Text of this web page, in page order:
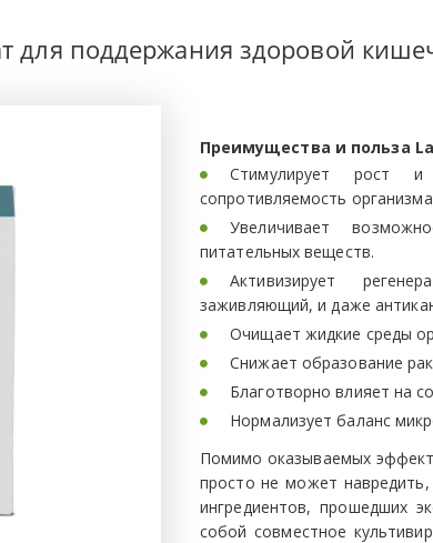
для поддержания здоровой
Преимущества и польза
Стимулирует рост и
сопротивляемость
Увеличивает
питательных веществ.
Активизирует
заживляющий, и даже
Очищает жидкие среды
Снижает образование
Благотворно влияет на
Нормализует баланс
Помимо оказываемых
просто не может
ингредиентов, прошедших
собой совместное